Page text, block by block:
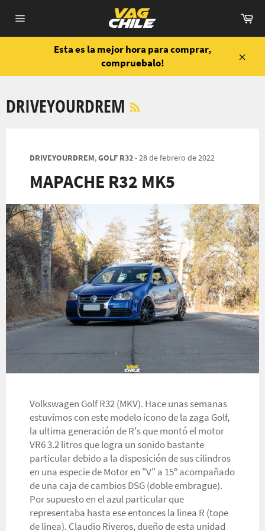
directamente
Esta es la mejor hora para comprar,
compruebalo!
DRIVEYOURDREM
DRIVEYOURDREM,GOLF R32-28 de febrero de 2022
MAPACHE R32 MK5
Volkswagen Golf R32 (MKV). Hace unas semanas
estuvimos con este modelo icono de la zaga Golf,
la ultima generación de R's que montó el motor
VR6 3.2 litros que logra un sonido bastante
particular debido a la disposición de sus cilindros
en una especie de Motor en "V" a 15º acompañado
de una caja de cambios DSG (doble embrague).
Por supuesto en el azul particular que
representaba hasta ese entonces la linea R (tope
de linea). Claudio Riveros, dueño de esta unidad